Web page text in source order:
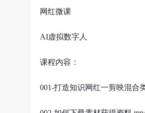
网红微课
AI虚拟数字人
课程内容：
001-打造知识网红一剪映混合